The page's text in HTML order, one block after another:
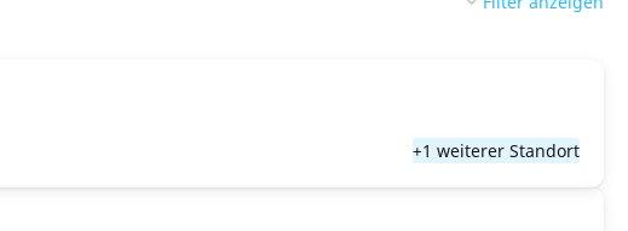
+1 weiterer Standort